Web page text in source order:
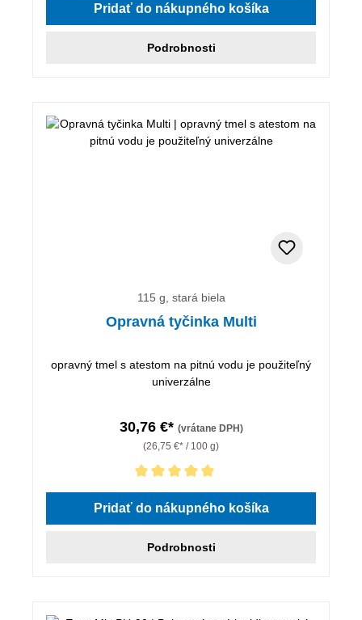
Pridať do nákupného košíka
Podrobnosti
115 g, stará biela
Opravná tyčinka Multi
opravný tmel s atestom na pitnú vodu je použiteľný
univerzálne
30,76 €* (vrátane DPH)
(26,75 €* / 100 g)
Priemerné hodnotenie 5 z 5 hviezdičiek
Pridať do nákupného košíka
Podrobnosti